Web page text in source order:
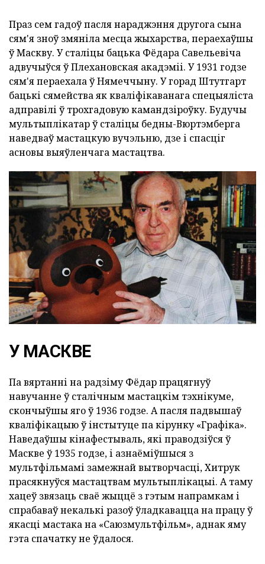
Праз сем гадоў пасля нараджэння другога сына
сям'я зноў змяніла месца жыхарства, пераехаўшы
ў Маскву. У сталіцы бацька Фёдара Савельевіча
адвучыўся ў Плехановская акадэміі. У 1931 годзе
сям'я пераехала ў Нямеччыну. У горад Штутгарт
бацькі сямейства як кваліфікаванага спецыяліста
адправілі ў трохгадовую камандзіроўку. Будучы
мультыплікатар ў сталіцы бедны-Вюртэмберга
наведваў мастацкую вучэльню, дзе і спасціг
асновы выяўленчага мастацтва.
У МАСКВЕ
Па вяртанні на радзіму Фёдар працягнуў
навучанне ў сталічным мастацкім тэхнікуме,
скончыўшы яго ў 1936 годзе. А пасля падвышаў
кваліфікацыю ў інстытуце па кірунку «Графіка».
Наведаўшы кінафестываль, які праводзіўся ў
Маскве ў 1935 годзе, і азнаёміўшыся з
мультфільмамі замежнай вытворчасці, Хитрук
прасякнуўся мастацтвам мультыплікацыі. А таму
хацеў звязаць сваё жыццё з гэтым напрамкам і
спрабаваў некалькі разоў ўладкавацца на працу ў
якасці мастака на «Саюзмультфільм», аднак яму
гэта спачатку не ўдалося.